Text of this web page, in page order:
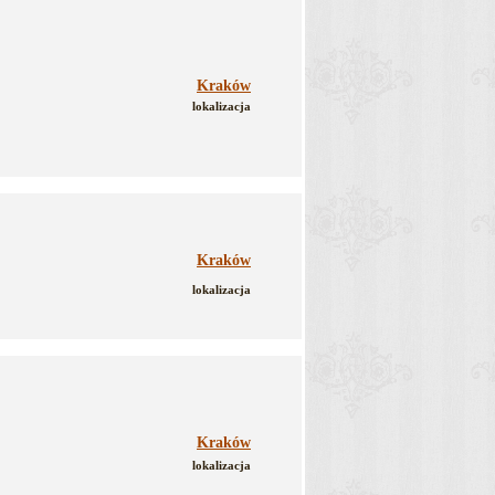
Kraków
lokalizacja
Kraków
lokalizacja
Kraków
lokalizacja